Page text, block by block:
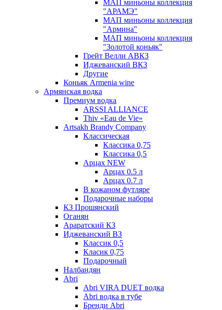
МАП миньоны коллекция
"АРАМЭ"
МАП миньоны коллекция
"Армина"
МАП миньоны коллекция
"Золотой коньяк"
Грейт Велли АВКЗ
Иджеванский ВКЗ
Другие
Коньяк Armenia wine
Армянская водка
Премиум водка
ARSSI ALLIANCE
Thiv «Eau de Vie»
Artsakh Brandy Company
Классическая
Классика 0,75
Классика 0,5
Арцах NEW
Арцах 0.5 л
Арцах 0.7 л
В кожаном футляре
Подарочные наборы
КЗ Прошянский
Оганян
Араратский КЗ
Иджеванский ВЗ
Классик 0,5
Класик 0,75
Подарочный
Налбандян
Abri
Abri VIRA DUET водка
Abri водка в тубе
Бренди Abri